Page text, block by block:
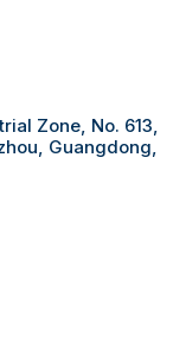
Zone, No. 613,
Guangdong,